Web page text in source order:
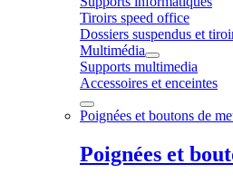
Tiroirs speed office
Dossiers suspendus et
Multimédia
Supports multimedia
Accessoires et enceintes
Poignées et boutons de
Poignées et